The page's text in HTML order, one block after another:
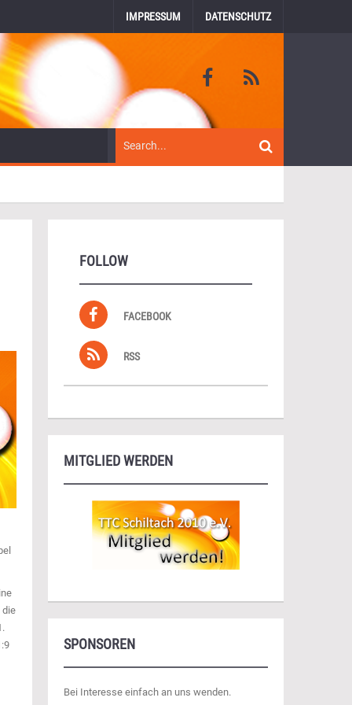
IMPRESSUM DATENSCHUTZ
die
FOLLOW
FACEBOOK
RSS
MITGLIED WERDEN
SPONSOREN
Bei Interesse einfach an uns wenden.